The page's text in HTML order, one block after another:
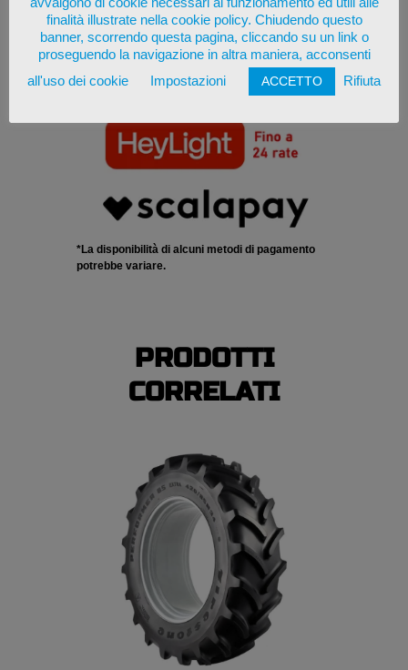
*La disponibilità di alcuni metodi di pagamento
potrebbe variare.
PRODOTTI
CORRELATI
finalità illustrate nella cookie policy. Chiudendo questo
banner, scorrendo questa pagina, cliccando su un link o
proseguendo la navigazione in altra maniera, acconsenti
all'uso dei cookie
Impostazioni ACCETTO Rifiuta